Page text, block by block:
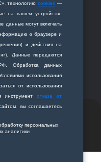
технологиюcookies —
на вашем устройстве
данные могут включать
о браузере и
и действия на
Данные передаются
Обработка данных
использования
от использования
инструментотказа от
вы соглашаетесь
персональных
аналитики
95
государственная